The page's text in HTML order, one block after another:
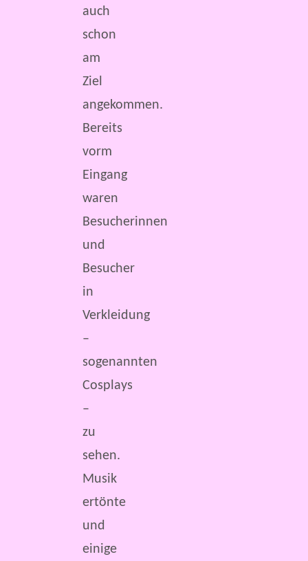
auch
schon
am
Ziel
angekommen.
Bereits
vorm
Eingang
waren
Besucherinnen
und
Besucher
in
Verkleidung
–
sogenannten
Cosplays
–
zu
sehen.
Musik
ertönte
und
einige